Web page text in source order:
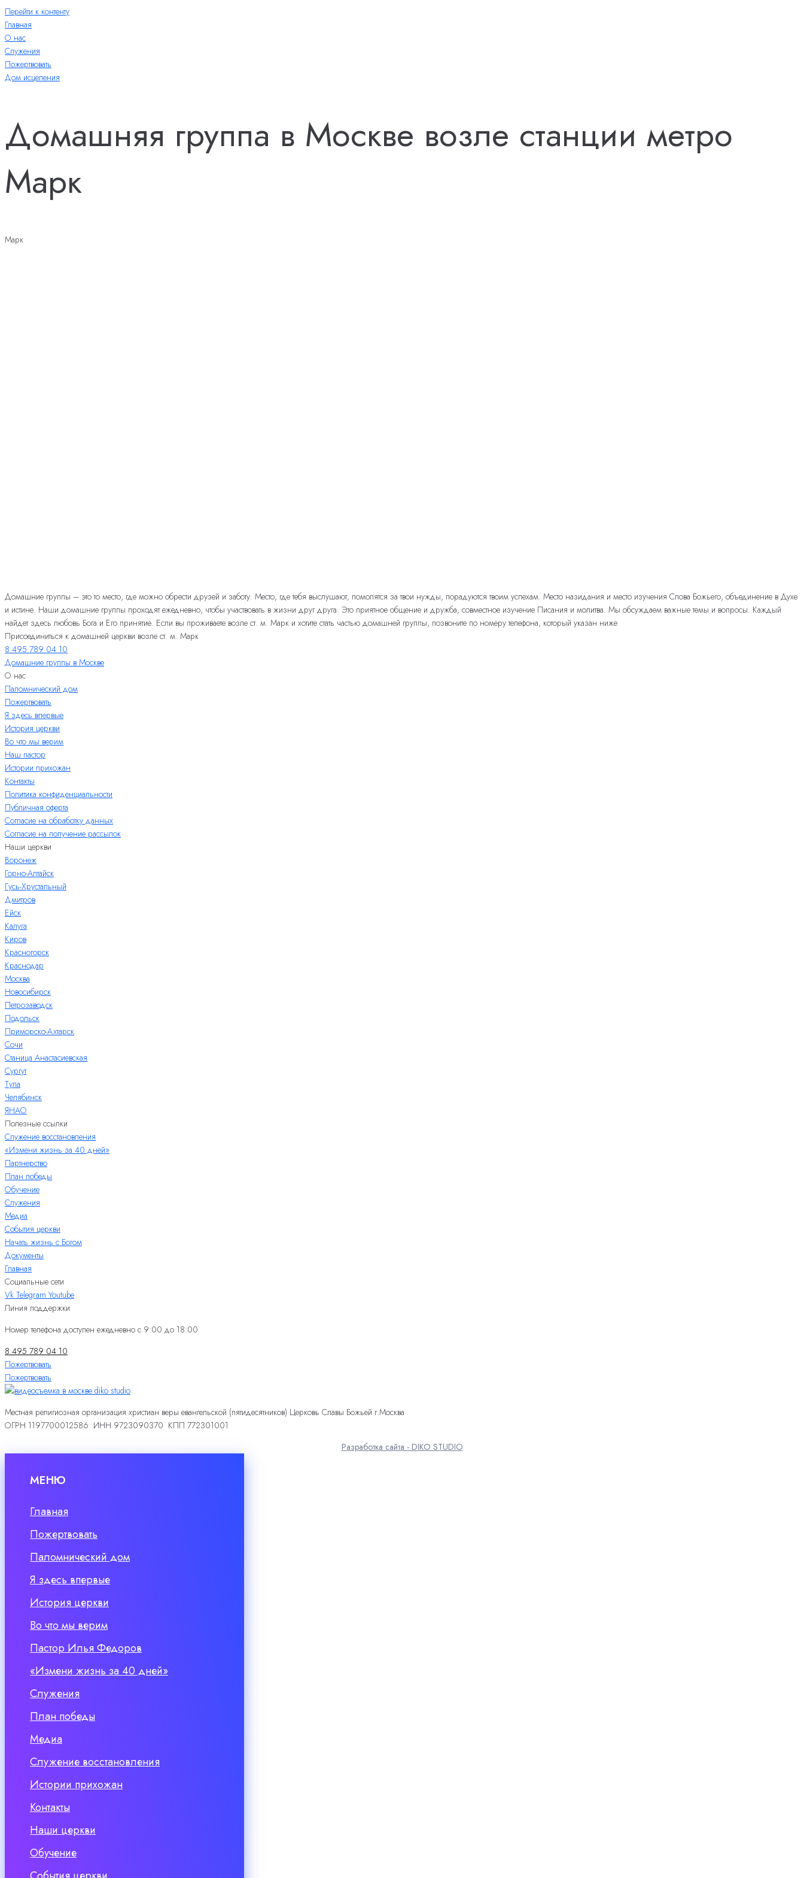
Перейти к контенту
Главная
О нас
Служения
Пожертвовать
Дом исцеления
Домашняя группа в Москве возле станции метро
Марк
Марк
Домашние группы – это то место, где можно обрести друзей и заботу. Место, где тебя выслушают, помолятся за твои нужды, порадуются твоим успехам. Место назидания и место изучения Слова Божьего, объединение в Духе
и истине. Наши домашние группы проходят ежедневно, чтобы участвовать в жизни друг друга. Это приятное общение и дружба, совместное изучение Писания и молитва. Мы обсуждаем важные темы и вопросы. Каждый
найдет здесь любовь Бога и Его принятие. Если вы проживаете возле ст. м. Марк и хотите стать частью домашней группы, позвоните по номеру телефона, который указан ниже
Присоединиться к домашней церкви возле ст. м. Марк
8 495 789 04 10
Домашние группы в Москве
О нас
Паломнический дом
Пожертвовать
Я здесь впервые
История церкви
Во что мы верим
Наш пастор
Истории прихожан
Контакты
Политика конфиденциальности
Публичная оферта
Согласие на обработку данных
Согласие на получение рассылок
Наши церкви
Воронеж
Горно-Алтайск
Гусь-Хрустальный
Дмитров
Ейск
Калуга
Киров
Красногорск
Краснодар
Москва
Новосибирск
Петрозаводск
Подольск
Приморско-Ахтарск
Сочи
Станица Анастасиевская
Сургут
Тула
Челябинск
ЯНАО
Полезные ссылки
Служение восстановления
«Измени жизнь за 40 дней»
Партнерство
План победы
Обучение
Служения
Медиа
События церкви
Начать жизнь с Богом
Документы
Главная
Социальные сети
Vk Telegram Youtube
Линия поддержки
Номер телефона доступен ежедневно с 9:00 до 18:00
8 495 789 04 10
Пожертвовать
Пожертвовать
Местная религиозная организация христиан веры евангельской (пятидесятников) Церковь Славы Божьей г.Москва
ОГРН 1197700012586 ИНН 9723090370 КПП 772301001
Разработка сайта - DIKO STUDIO
МЕНЮ
Главная
Пожертвовать
Паломнический дом
Я здесь впервые
История церкви
Во что мы верим
Пастор Илья Федоров
«Измени жизнь за 40 дней»
Служения
План победы
Медиа
Служение восстановления
Истории прихожан
Контакты
Наши церкви
Обучение